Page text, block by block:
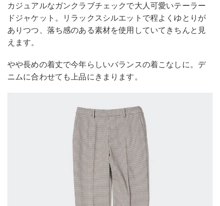
カジュアルなガンクラブチェックで大人可愛いテーラー
ドジャケット。リラックスシルエットで程よくゆとりが
ありつつ、落ち感のある素材を使用していてきちんと見
えます。
やや長めの着丈で今年らしいバランスの着こなしに。デ
ニムに合わせても上品にきまります。